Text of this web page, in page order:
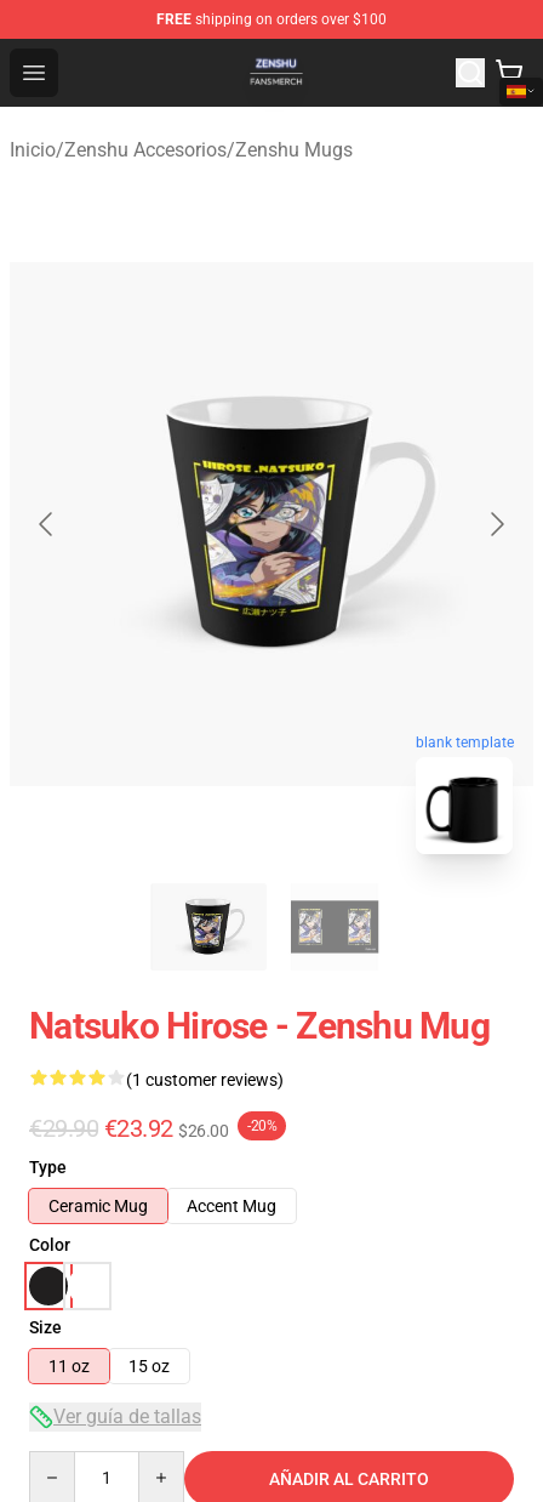
FREE shipping on orders over $100
Open menu
Zenshu Shop - Official Zenshu Merchandise Store
Inicio/Zenshu Accesorios/Zenshu Mugs
blank template
Natsuko Hirose - Zenshu Mug
(1 customer reviews)
€29.90 €23.92 $26.00 -20%
Type
Ceramic Mug
Accent Mug
Color
Size
11 oz
15 oz
Ver guía de tallas
AÑADIR AL CARRITO